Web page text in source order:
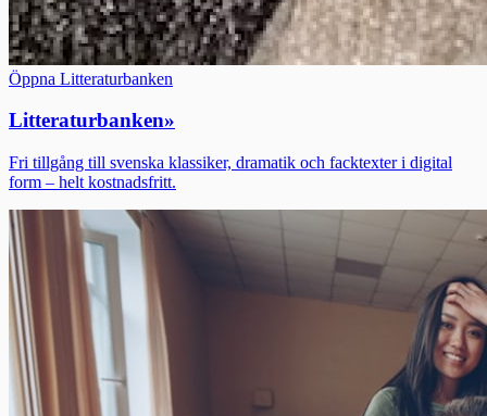
Öppna Litteraturbanken
Litteraturbanken»
Fri tillgång till svenska klassiker, dramatik och facktexter i digital
form – helt kostnadsfritt.